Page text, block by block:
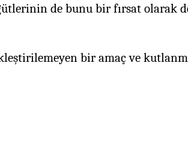
de bunu bir fırsat olarak
bir amaç ve